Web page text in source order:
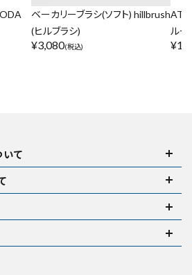
ベーカリーブラシ(ソフト) hillbrush
(ヒルブラシ)
¥3,080(税込)
ルー
¥
て